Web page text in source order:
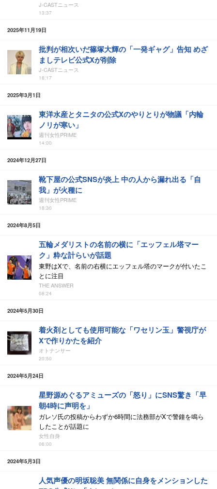
J-CASTニュース
13:37
2025年11月19日
批判が相次いだ篠塚大輝の「一発ギャグ」告知 めざ
ましテレビ公式Xが削除
J-CASTニュース
18:17
2025年3月1日
東洋水産とタニタの公式Xのやりとりが物議「内輪
ノリが寒い」
週刊女性PRIME
14:00
2024年12月27日
靴下屋の公式SNSが炎上 中の人から漏れ出る「自
我」が火種に
週刊女性PRIME
18:30
2024年8月5日
五輪メダリストの名前の横に「エッフェル塔マー
ク」粋な計らいが話題
東野はXで、名前の右横にエッフェル塔のマークが付いたこ
とに注目
THE ANSWER
08:24
2024年5月30日
着火剤としても使用可能な「ワセリン玉」警視庁が
Xで作りかたを紹介
オトナンサー
20:50
2024年5月24日
星野源めぐるアミューズの「怒り」にSNS驚き「早
朝4時に声明を」
ガレソ氏の投稿からわずか6時間に法務部がXで警鐘を鳴ら
したことが話題に
女性自身
06:00
2024年5月3日
人気声優の明坂聡美 無関係に自身をメンションした